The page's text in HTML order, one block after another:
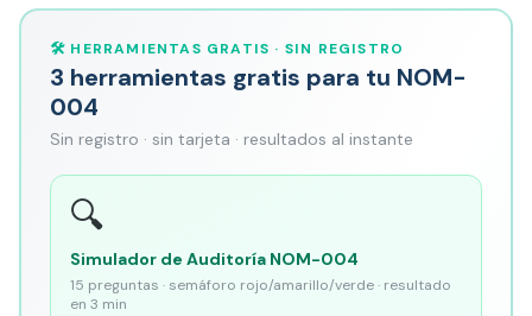
🛠️ HERRAMIENTAS GRATIS · SIN REGISTRO
3 herramientas gratis para tu NOM-
004
Sin registro · sin tarjeta · resultados al instante
🔍
Simulador de Auditoría NOM-004
15 preguntas · semáforo rojo/amarillo/verde · resultado
en 3 min